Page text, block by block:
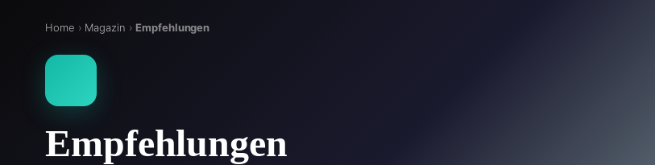
Home › Magazin › Empfehlungen
Empfehlungen